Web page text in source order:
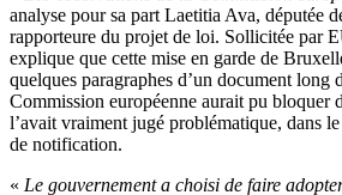
analyse pour sa part Laetitia Ava, députée
rapporteure du projet de loi. Sollicitée par
explique que cette mise en garde de
quelques paragraphes d’un document long
Commission européenne aurait pu bloquer
l’avait vraiment jugé problématique, dans
de notification.
« Le gouvernement a choisi de faire